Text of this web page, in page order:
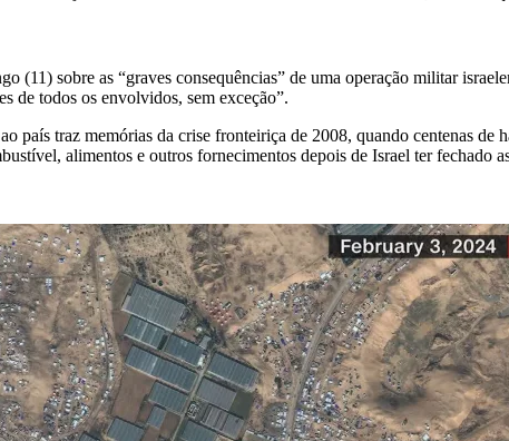
sobre as “graves consequências” de uma operação militar
de todos os envolvidos, sem exceção”.
país traz memórias da crise fronteiriça de 2008, quando centenas
alimentos e outros fornecimentos depois de Israel ter fechado